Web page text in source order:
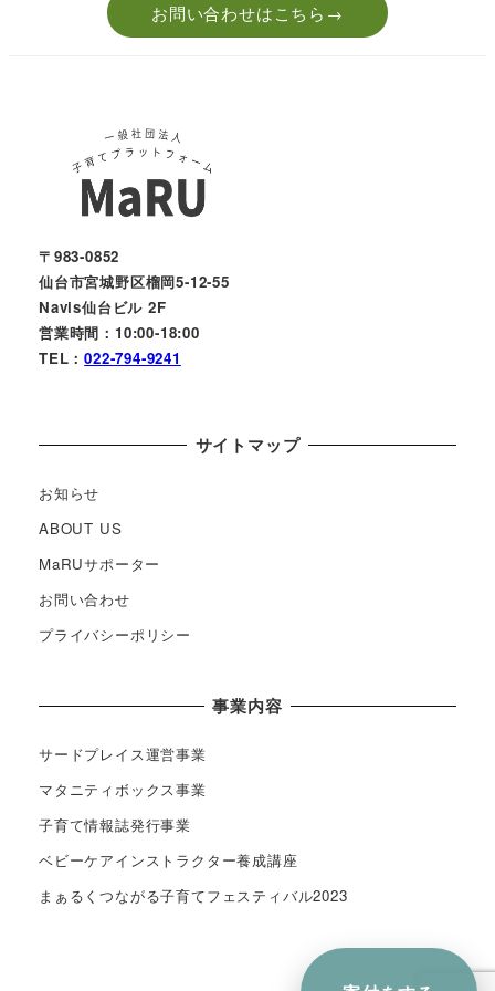
お問い合わせはこちら→
〒983-0852
仙台市宮城野区榴岡5-12-55
Navis仙台ビル 2F
営業時間：10:00-18:00
TEL：022-794-9241
サイトマップ
お知らせ
ABOUT US
MaRUサポーター
お問い合わせ
プライバシーポリシー
事業内容
サードプレイス運営事業
マタニティボックス事業
子育て情報誌発行事業
ベビーケアインストラクター養成講座
まぁるくつながる子育てフェスティバル2023